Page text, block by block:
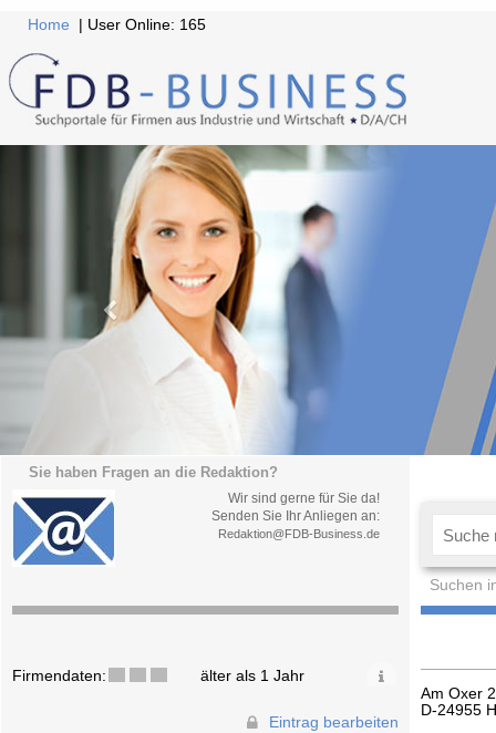
Home | User Online: 165
Sie haben Fragen an die Redaktion?
Wir sind gerne für Sie da!
Senden Sie Ihr Anliegen an:
Redaktion@FDB-Business.de
Suchen
Firmendaten: älter als 1 Jahr
Eintrag bearbeiten
Am Oxer
D-24955